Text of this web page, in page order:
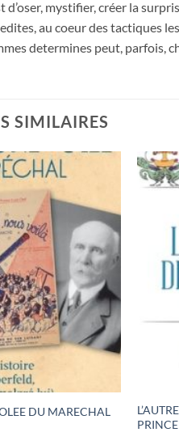
d’oser, mystifier, créer la
au coeur des tactiques
determines peut, parfois,
SIMILAIRES
DU MARECHAL